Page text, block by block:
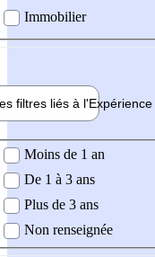
Immobilier
filtres liés à l'Expérience
demandée
Moins de 1 an
De 1 à 3 ans
Plus de 3 ans
Non renseignée